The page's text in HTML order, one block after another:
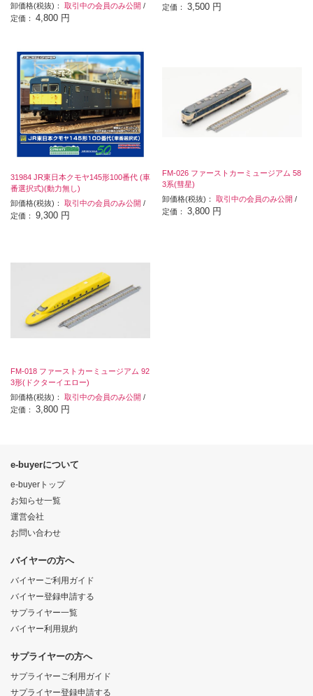
卸価格(税抜)： 取引中の会員のみ公開 /
定価： 4,800 円
定価：3,500 円
31984 JR東日本クモヤ145形100番代 (車
番選択式)(動力無し)
卸価格(税抜)： 取引中の会員のみ公開 /
定価： 9,300 円
FM-026 ファーストカーミュージアム 58
3系(彗星)
卸価格(税抜)：取引中の会員のみ公開 /
定価：3,800 円
FM-018 ファーストカーミュージアム 92
3形(ドクターイエロー)
卸価格(税抜)： 取引中の会員のみ公開 /
定価： 3,800 円
e-buyerについて
e-buyerトップ
お知らせ一覧
運営会社
お問い合わせ
バイヤーの方へ
バイヤーご利用ガイド
バイヤー登録申請する
サプライヤー一覧
バイヤー利用規約
サプライヤーの方へ
サプライヤーご利用ガイド
サプライヤー登録申請する